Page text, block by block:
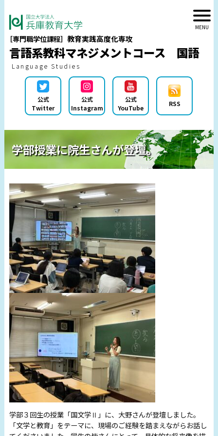
［専門職学位課程］ 教育実践高度化専攻
言語系教科マネジメントコース 国語
Language Studies
公式
Twitter
公式
Instagram
公式
YouTube
RSS
学部授業に院生さんが登壇。
学部３回生の授業「国文学Ⅱ」に、大野さんが登壇しました。
「文学と教育」をテーマに、現場のご経験を踏まえながらお話し